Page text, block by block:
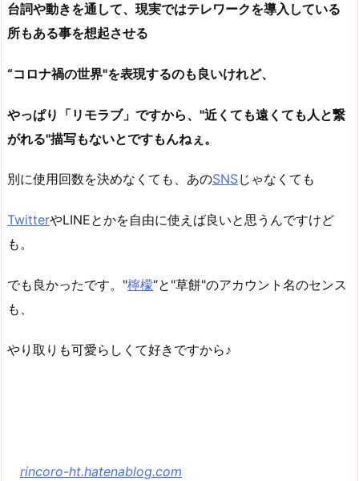
台詞や動きを通して、現実ではテレワークを導入している
所もある事を想起させる
“コロナ禍の世界"を表現するのも良いけれど、
やっぱり「リモラブ」ですから、"近くても遠くても人と繋
がれる"描写もないとですもんねぇ。
別に使用回数を決めなくても、あのSNSじゃなくても
TwitterやLINEとかを自由に使えば良いと思うんですけど
も。
でも良かったです。"檸檬“と"草餅"のアカウント名のセンス
も、
やり取りも可愛らしくて好きですから♪
rincoro-ht.hatenablog.com